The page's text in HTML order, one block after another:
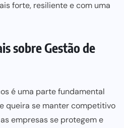
forte, resiliente e com uma
sobre Gestão de
é uma parte fundamental
queira se manter competitivo
empresas se protegem e